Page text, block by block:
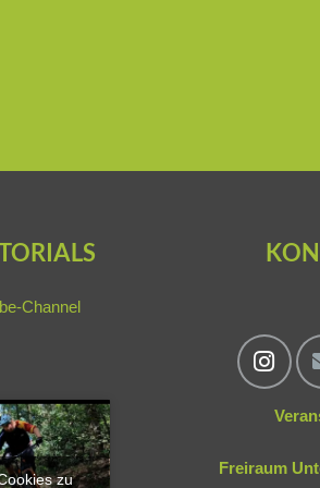
Channel
zu
Freiraum